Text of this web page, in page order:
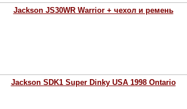
Jackson JS30WR Warrior + чехол и ремень
Jackson SDK1 Super Dinky USA 1998 Ontario